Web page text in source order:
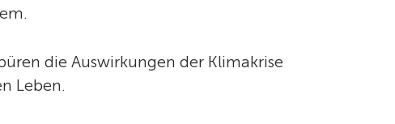
die Auswirkungen der Klimakrise
Leben.